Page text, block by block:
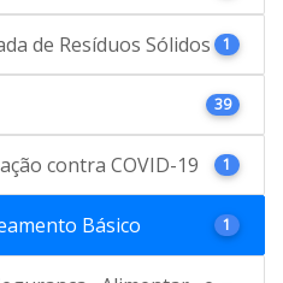
de Resíduos Sólidos 1
39
contra COVID-19 1
Básico 1